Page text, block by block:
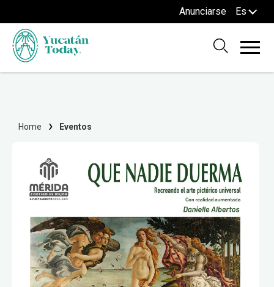
Anunciarse Es
Home Eventos